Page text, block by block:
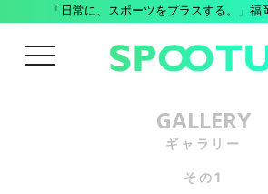
「日常に、スポーツをプラスする。」
menu
GALLERY
ギャラリー
その1